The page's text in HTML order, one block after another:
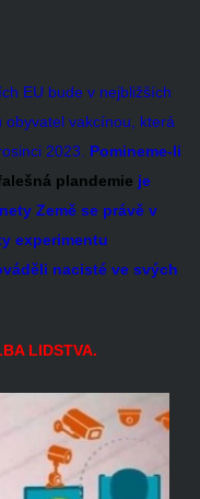
EU bude v nejbližších
obyvatel vakcínou, která
2023. Pomineme-li
plandemie je
Země se právě v
experimentu
nacisté ve svých
LIDSTVA.